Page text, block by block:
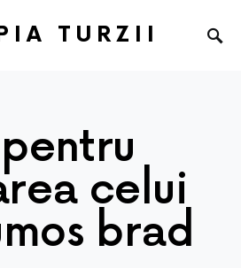
TURZII
celui
brad